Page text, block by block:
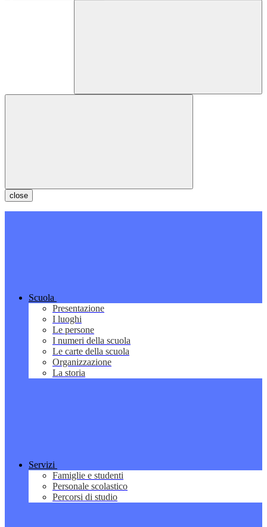
close
Scuola
Presentazione
I luoghi
Le persone
I numeri della scuola
Le carte della scuola
Organizzazione
La storia
Servizi
Famiglie e studenti
Personale scolastico
Percorsi di studio